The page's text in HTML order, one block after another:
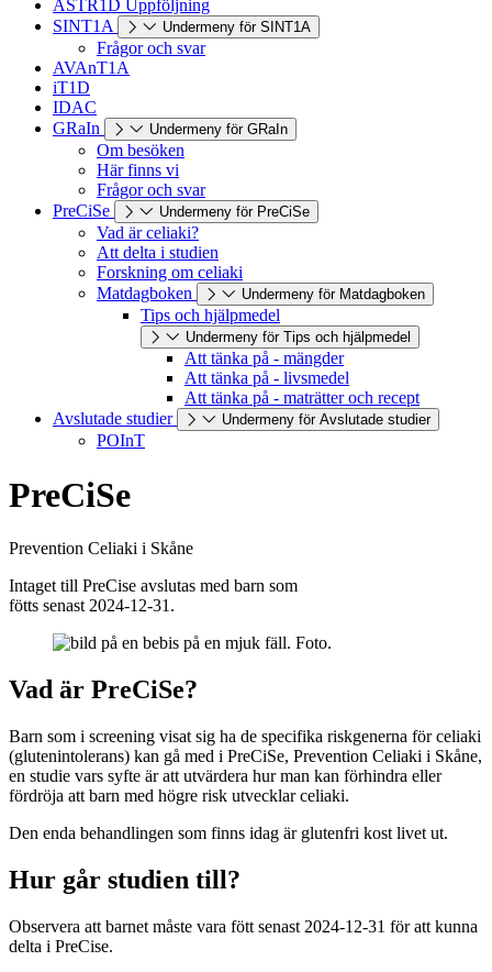
ASTR1D Uppföljning
SINT1A
Undermeny för SINT1A
Frågor och svar
AVAnT1A
iT1D
IDAC
GRaIn
Undermeny för GRaIn
Om besöken
Här finns vi
Frågor och svar
PreCiSe
Undermeny för PreCiSe
Vad är celiaki?
Att delta i studien
Forskning om celiaki
Matdagboken
Undermeny för Matdagboken
Tips och hjälpmedel
Undermeny för Tips och hjälpmedel
Att tänka på - mängder
Att tänka på - livsmedel
Att tänka på - maträtter och recept
Avslutade studier
Undermeny för Avslutade studier
POInT
PreCiSe
Prevention Celiaki i Skåne
Intaget till PreCise avslutas med barn som
fötts senast 2024-12-31.
Vad är PreCiSe?
Barn som i screening visat sig ha de specifika riskgenerna för celiaki
(glutenintolerans) kan gå med i PreCiSe, Prevention Celiaki i Skåne,
en studie vars syfte är att utvärdera hur man kan förhindra eller
fördröja att barn med högre risk utvecklar celiaki.
Den enda behandlingen som finns idag är glutenfri kost livet ut.
Hur går studien till?
Observera att barnet måste vara fött senast 2024-12-31 för att kunna
delta i PreCise.